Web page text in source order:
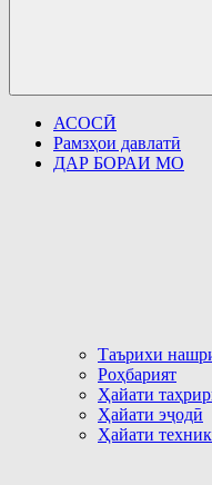
АСОСӢ
Рамзҳои давлатӣ
ДАР БОРАИ МО
Таърихи
Роҳбарият
Ҳайати
Ҳайати эҷодӣ
Ҳайати